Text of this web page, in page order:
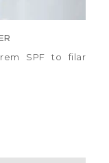
SPF to filar